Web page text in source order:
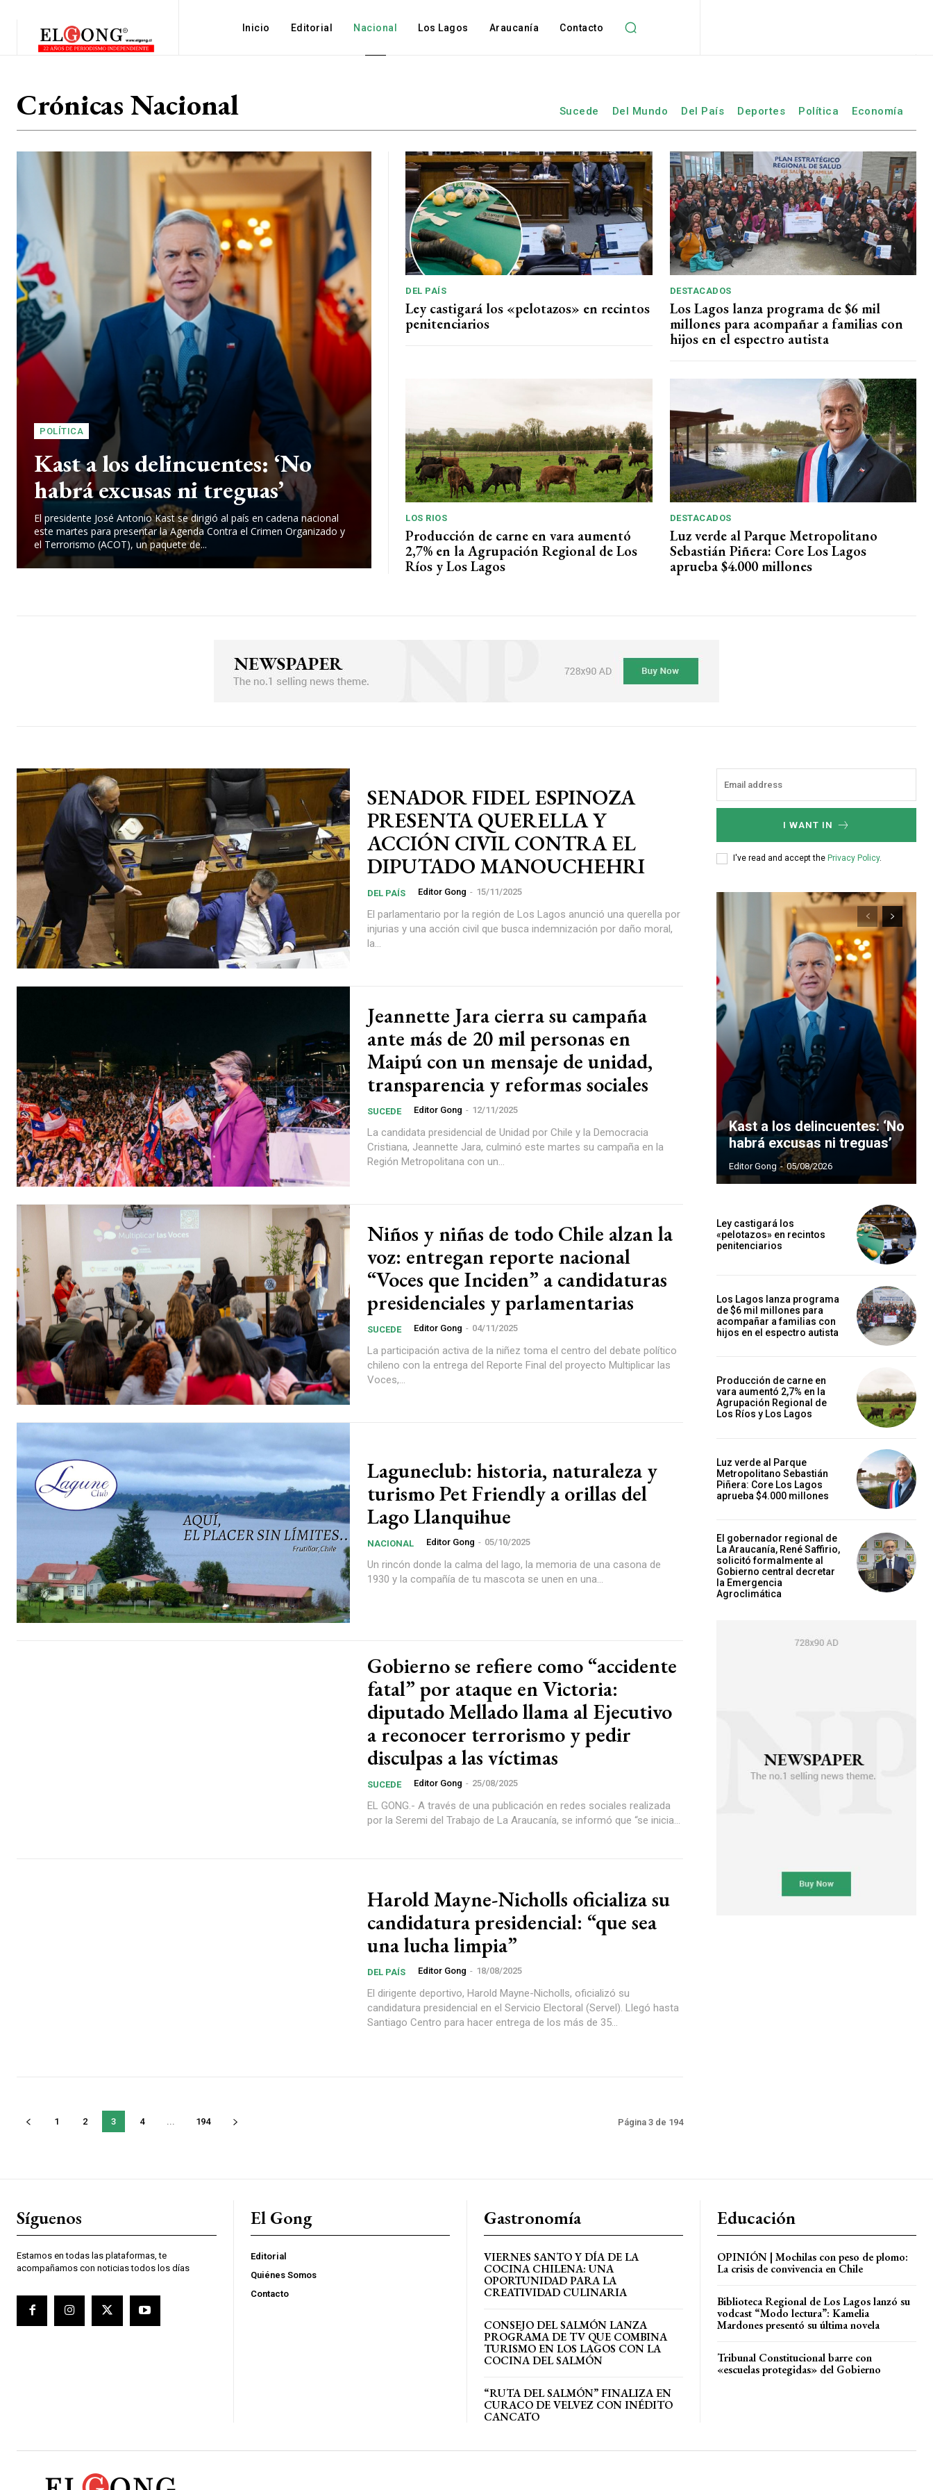
Inicio Editorial Nacional Los Lagos Araucanía Contacto
Crónicas Nacional Sucede Del Mundo Del País Deportes Política Economía
POLÍTICA
Kast a los delincuentes: ‘No
habrá excusas ni treguas’
El presidente José Antonio Kast se dirigió al país en cadena nacional
este martes para presentar la Agenda Contra el Crimen Organizado y
el Terrorismo (ACOT), un paquete de...
DEL PAÍS
Ley castigará los «pelotazos» en recintos
penitenciarios
DESTACADOS
Los Lagos lanza programa de $6 mil
millones para acompañar a familias con
hijos en el espectro autista
LOS RIOS
Producción de carne en vara aumentó
2,7% en la Agrupación Regional de Los
Ríos y Los Lagos
DESTACADOS
Luz verde al Parque Metropolitano
Sebastián Piñera: Core Los Lagos
aprueba $4.000 millones
SENADOR FIDEL ESPINOZA
PRESENTA QUERELLA Y
ACCIÓN CIVIL CONTRA EL
DIPUTADO MANOUCHEHRI
DEL PAÍS Editor Gong - 15/11/2025
El parlamentario por la región de Los Lagos anunció una querella por
injurias y una acción civil que busca indemnización por daño moral,
la...
Jeannette Jara cierra su campaña
ante más de 20 mil personas en
Maipú con un mensaje de unidad,
transparencia y reformas sociales
SUCEDE Editor Gong - 12/11/2025
La candidata presidencial de Unidad por Chile y la Democracia
Cristiana, Jeannette Jara, culminó este martes su campaña en la
Región Metropolitana con un...
Niños y niñas de todo Chile alzan la
voz: entregan reporte nacional
“Voces que Inciden” a candidaturas
presidenciales y parlamentarias
SUCEDE Editor Gong - 04/11/2025
La participación activa de la niñez toma el centro del debate político
chileno con la entrega del Reporte Final del proyecto Multiplicar las
Voces,...
Laguneclub: historia, naturaleza y
turismo Pet Friendly a orillas del
Lago Llanquihue
NACIONAL Editor Gong - 05/10/2025
Un rincón donde la calma del lago, la memoria de una casona de
1930 y la compañía de tu mascota se unen en una...
Gobierno se refiere como “accidente
fatal” por ataque en Victoria:
diputado Mellado llama al Ejecutivo
a reconocer terrorismo y pedir
disculpas a las víctimas
SUCEDE Editor Gong - 25/08/2025
EL GONG.- A través de una publicación en redes sociales realizada
por la Seremi del Trabajo de La Araucanía, se informó que “se inicia...
Harold Mayne-Nicholls oficializa su
candidatura presidencial: “que sea
una lucha limpia”
DEL PAÍS Editor Gong - 18/08/2025
El dirigente deportivo, Harold Mayne-Nicholls, oficializó su
candidatura presidencial en el Servicio Electoral (Servel). Llegó hasta
Santiago Centro para hacer entrega de los más de 35...
1 2 3 4 194 Página 3 de 194
I WANT IN
I've read and accept the Privacy Policy.
Kast a los delincuentes: ‘No
habrá excusas ni treguas’
Editor Gong - 05/08/2026
Ley castigará los
«pelotazos» en recintos
penitenciarios
Los Lagos lanza programa
de $6 mil millones para
acompañar a familias con
hijos en el espectro autista
Producción de carne en
vara aumentó 2,7% en la
Agrupación Regional de
Los Ríos y Los Lagos
Luz verde al Parque
Metropolitano Sebastián
Piñera: Core Los Lagos
aprueba $4.000 millones
El gobernador regional de
La Araucanía, René Saffirio,
solicitó formalmente al
Gobierno central decretar
la Emergencia
Agroclimática
Síguenos
Estamos en todas las plataformas, te
acompañamos con noticias todos los días
El Gong
Editorial
Quiénes Somos
Contacto
Gastronomía
VIERNES SANTO Y DÍA DE LA
COCINA CHILENA: UNA
OPORTUNIDAD PARA LA
CREATIVIDAD CULINARIA
CONSEJO DEL SALMÓN LANZA
PROGRAMA DE TV QUE COMBINA
TURISMO EN LOS LAGOS CON LA
COCINA DEL SALMÓN
“RUTA DEL SALMÓN” FINALIZA EN
CURACO DE VELVEZ CON INÉDITO
CANCATO
Educación
OPINIÓN | Mochilas con peso de plomo:
La crisis de convivencia en Chile
Biblioteca Regional de Los Lagos lanzó su
vodcast “Modo lectura”: Kamelia
Mardones presentó su última novela
Tribunal Constitucional barre con
«escuelas protegidas» del Gobierno